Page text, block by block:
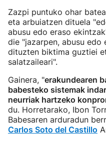
Zazpi puntuko ohar
eta arbuiatzen dituela
abusu edo eraso
die "jazarpen, abusu edo
dituzten biktima guztiei
salatzaileari".
Gainera, "erakundearen
babesteko sistemak
neurriak hartzeko
du. Horretarako, Ibon
Babesaren arduradun
Carlos Soto del Castillo